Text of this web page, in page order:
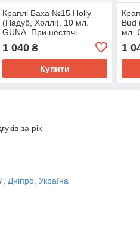
Краплі Баха №15 Holly
(Падуб, Холлі). 10 мл.
GUNA. При нестачі
Любові. Від дратівливості,
ревнощів
1 040₴
Купити
Bud
мл.
1
за рік
Дніпро, Україна